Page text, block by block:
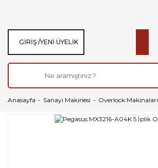
GIRIŞ /YENI ÜYELIK
Anasayfa Sanayi Makinesi Overlock Makinaları